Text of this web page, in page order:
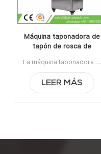
Máquina taponadora de
tapón de rosca de
La máquina taponadora de tapas de rosca manual es adecuada para el sellado de tapas de rosca / tapas Ropp / tapas de engaste en la botella de vidrio / plástico. Es ampliamente utilizado en las industrias de vino, jarabe, líquido oral y pesticidas.Artículo No:UT1BSG4Precio:1540Rango de precios:4~5/$1360Rango de precios:2~3/$1430La orden mínima:1Pago:TTPuerto de embarque:CantónRegión original:Guangzhou, ChinaTiempo de espera:15 días después de recibir el depósito
LEER MÁS